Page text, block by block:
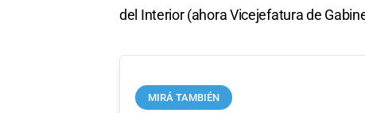
del Interior (ahora Vicejefatura de
MIRÁ TAMBIÉN